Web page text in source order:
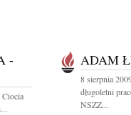
-
Ciocia
ADAM
8 sierpnia
długoletni
NSZZ...